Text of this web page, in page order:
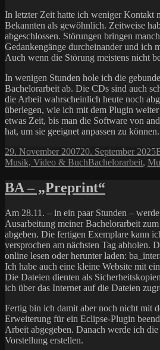
In letzter Zeit hatte ich weniger Kontakt
Bekannten als gewöhnlich. Zeitweise
abgeschlossen. Störungen bringen
Gedankengänge durcheinander und ich
Auch wenn die Störung meistens nicht
In wenigen Stunden hole ich die
Bachelorarbeit ab. Die CDs sind auch
die Arbeit wahrscheinlich heute noch
überlegen, wie ich mit dem Plugin
etwas Zeit, bis man die Software von
hat, um sie geeignet anpassen zu können.
Veröffentlicht
am
29. November 200720. September 2025
Musik, Video & BuchSchlagwörter
Bachelorarbeit,
BA – „Preprint“
Am 28.11. – in ein paar Stunden –
Ausarbeitung meiner Bachelorarbeit
abgeben. Die fertigen Exemplare kann
versprochen am nächsten Tag abholen.
online lesen oder herunter laden:
Ich habe auch eine kleine Website mit
Die Dateien dienten als
ich über das Internet auf die Dateien
Fertig bin ich damit aber noch nicht mit
Erweiterung für ein Eclipse-Plugin
Arbeit abgegeben. Danach werde ich
Vorstellung erstellen.